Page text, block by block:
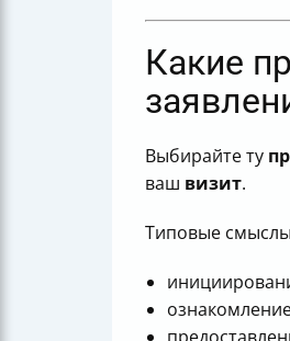
Какие
Выбирайте ту
ваш визит.
Типовые